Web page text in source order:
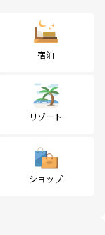
宿泊
リゾート
ショップ